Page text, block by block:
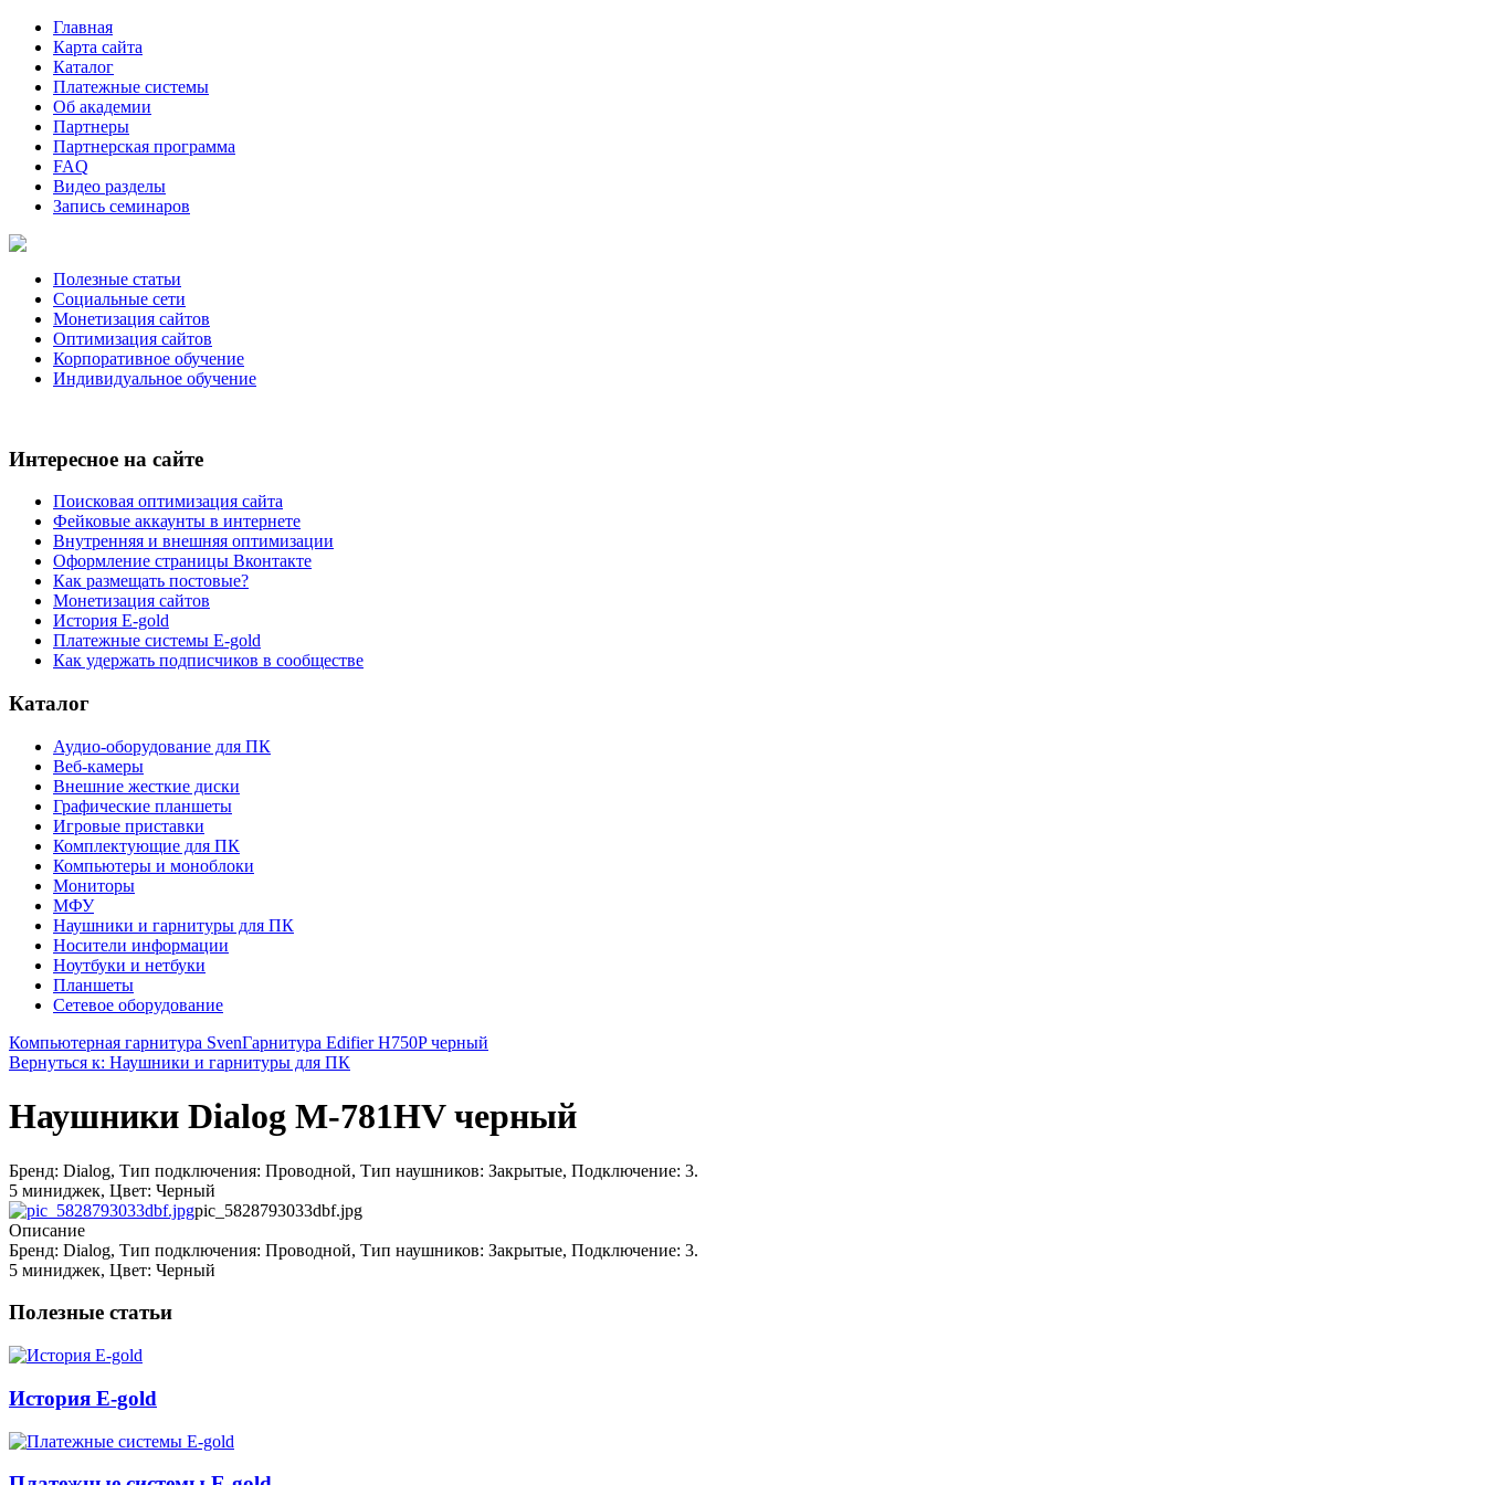
Главная
Карта сайта
Каталог
Платежные системы
Об академии
Партнеры
Партнерская программа
FAQ
Видео разделы
Запись семинаров
Полезные статьи
Социальные сети
Монетизация сайтов
Оптимизация сайтов
Корпоративное обучение
Индивидуальное обучение
Интересное на сайте
Поисковая оптимизация сайта
Фейковые аккаунты в интернете
Внутренняя и внешняя оптимизации
Оформление страницы Вконтакте
Как размещать постовые?
Монетизация сайтов
История E-gold
Платежные системы E-gold
Как удержать подписчиков в сообществе
Каталог
Аудио-оборудование для ПК
Веб-камеры
Внешние жесткие диски
Графические планшеты
Игровые приставки
Комплектующие для ПК
Компьютеры и моноблоки
Мониторы
МФУ
Наушники и гарнитуры для ПК
Носители информации
Ноутбуки и нетбуки
Планшеты
Сетевое оборудование
Компьютерная гарнитура SvenГарнитура Edifier H750P черный
Вернуться к: Наушники и гарнитуры для ПК
Наушники Dialog M-781HV черный
Бренд: Dialog, Тип подключения: Проводной, Тип наушников: Закрытые, Подключение: 3.
5 миниджек, Цвет: Черный
pic_5828793033dbf.jpg
Описание
Бренд: Dialog, Тип подключения: Проводной, Тип наушников: Закрытые, Подключение: 3.
5 миниджек, Цвет: Черный
Полезные статьи
История E-gold